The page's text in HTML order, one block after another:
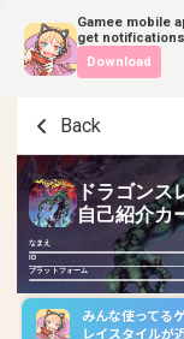
Gamee mobile
get
Download
Back
ドラゴンス
自己紹介カ
なまえ
ID
プラットフォーム
みんな使ってる
レイスタイルが